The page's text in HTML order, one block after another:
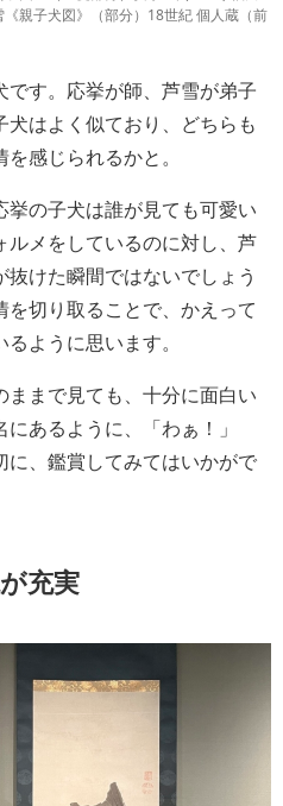
親子犬図》（部分）18世紀 個人蔵（前
です。応挙が師、芦雪が弟子
はよく似ており、どちらも
感じられるかと。
挙の子犬は誰が見ても可愛い
ルメをしているのに対し、芦
けた瞬間ではないでしょう
切り取ることで、かえって
ように思います。
ままで見ても、十分に面白い
あるように、「わぁ！」
に、鑑賞してみてはいかがで
充実